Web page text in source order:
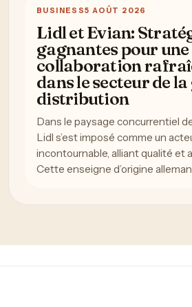
BUSINESS5 AOÛT 2026
Lidl et Evian:
gagnantes pour une
collaboration
dans le secteur de
distribution
Dans le paysage concurrentiel
Lidl s’est imposé comme un
incontournable, alliant qualité et
Cette enseigne d’origine